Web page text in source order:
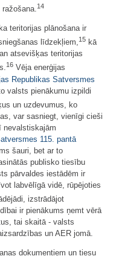
14
teritorijas plānošana ir
līdzekļiem,15 kā
atsevišķas teritorijas
16 Vēja enerģijas
Republikas Satversmes
valsts pienākumu izpildi
un uzdevumus, ko
var sasniegt, vienīgi cieši
nevalstiskajām
115. pantā
šauri, bet ar to
publisko tiesību
pārvaldes iestādēm ir
labvēlīgā vidē, rūpējoties
izstrādājot
ir pienākums ņemt vērā
tai skaitā - valsts
un AER jomā.
dokumentiem un tiesu